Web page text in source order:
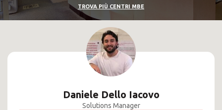
TROVA PIÙ CENTRI MBE
Daniele Dello Iacovo
Solutions Manager